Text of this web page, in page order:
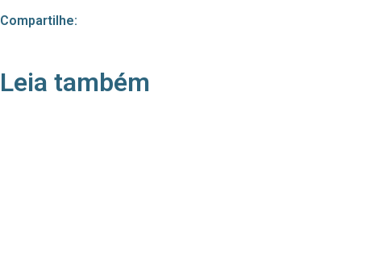
Compartilhe:
Leia também